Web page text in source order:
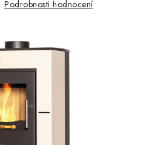
Podrobnosti hodnocení